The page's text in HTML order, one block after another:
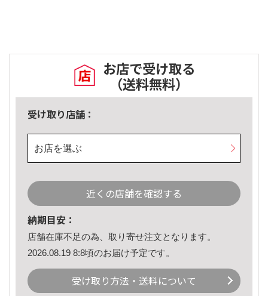
お店で受け取る
（送料無料）
受け取り店舗：
お店を選ぶ
近くの店舗を確認する
納期目安：
店舗在庫不足の為、取り寄せ注文となります。
2026.08.19 8:8頃のお届け予定です。
受け取り方法・送料について